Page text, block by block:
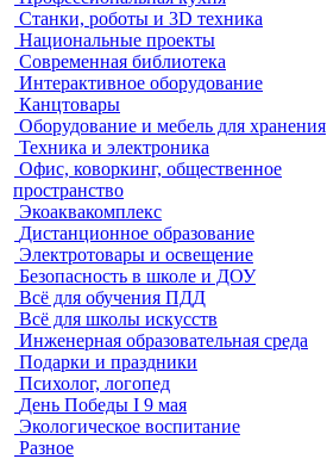
Станки, роботы и 3D техника
Национальные проекты
Современная библиотека
Интерактивное оборудование
Канцтовары
Оборудование и мебель для хранения
Техника и электроника
Офис, коворкинг, общественное
пространство
Экоаквакомплекс
Дистанционное образование
Электротовары и освещение
Безопасность в школе и ДОУ
Всё для обучения ПДД
Всё для школы искусств
Инженерная образовательная среда
Подарки и праздники
Психолог, логопед
День Победы I 9 мая
Экологическое воспитание
Разное